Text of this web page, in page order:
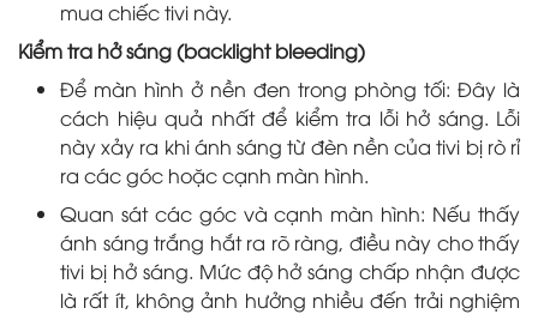
mua chiếc tivi này.
Kiểm tra hở sáng (backlight bleeding)
Để màn hình ở nền đen trong phòng tối: Đây là
cách hiệu quả nhất để kiểm tra lỗi hở sáng. Lỗi
này xảy ra khi ánh sáng từ đèn nền của tivi bị rò rỉ
ra các góc hoặc cạnh màn hình.
Quan sát các góc và cạnh màn hình: Nếu thấy
ánh sáng trắng hắt ra rõ ràng, điều này cho thấy
tivi bị hở sáng. Mức độ hở sáng chấp nhận được
là rất ít, không ảnh hưởng nhiều đến trải nghiệm